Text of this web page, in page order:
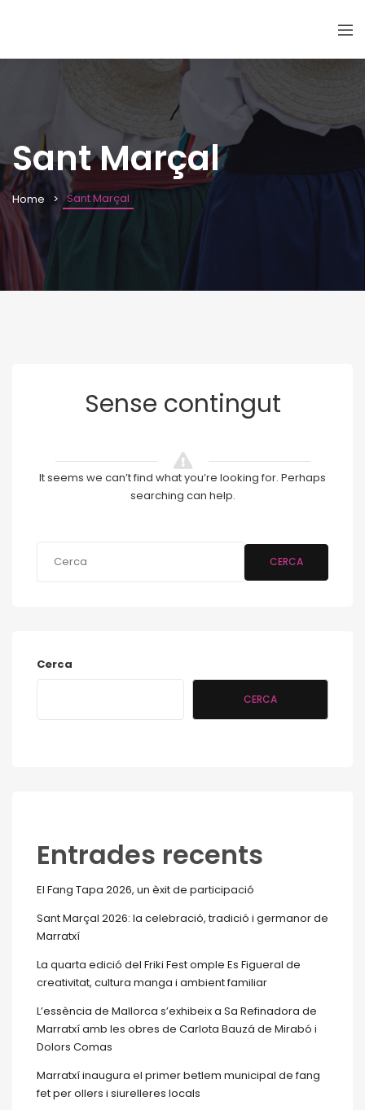
Sant Marçal
Home Sant Marçal
Sense contingut
It seems we can’t find what you’re looking for. Perhaps
searching can help.
CERCA
Cerca
CERCA
Entrades recents
El Fang Tapa 2026, un èxit de participació
Sant Marçal 2026: la celebració, tradició i germanor de
Marratxí
La quarta edició del Friki Fest omple Es Figueral de
creativitat, cultura manga i ambient familiar
L’essència de Mallorca s’exhibeix a Sa Refinadora de
Marratxí amb les obres de Carlota Bauzá de Mirabó i
Dolors Comas
Marratxí inaugura el primer betlem municipal de fang
fet per ollers i siurelleres locals